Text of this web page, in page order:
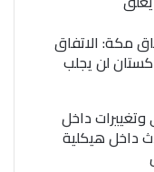
مكة: الاتفاق
لن يجلب
داخل
داخل هيكلية